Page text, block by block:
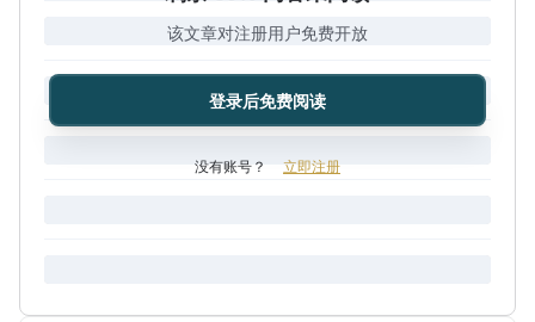
该文章对注册用户免费开放
登录后免费阅读
没有账号？ 立即注册